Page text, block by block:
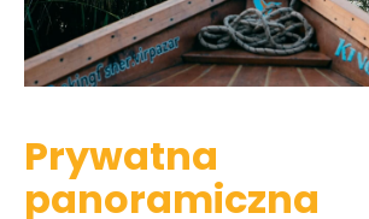
Prywatna
panoramiczna